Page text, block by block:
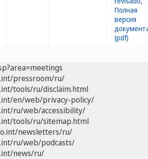
pressroom/ru/
tools/ru/disclaim.html
en/web/privacy-policy/
ru/web/accessibility/
tools/ru/sitemap.html
newsletters/ru/
ru/web/podcasts/
news/ru/